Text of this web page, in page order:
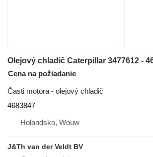
Cena na požiadanie
Časti motora - olejový chladič
4683847
Holandsko, Wouw
J&Th van der Veldt BV